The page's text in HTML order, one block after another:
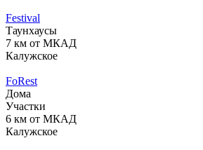
Festival
Таунхаусы
7 км от МКАД
Калужское
FoRest
Дома
Участки
6 км от МКАД
Калужское